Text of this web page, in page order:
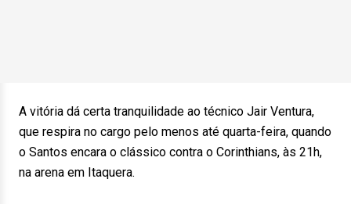
A vitória dá certa tranquilidade ao técnico Jair Ventura,
que respira no cargo pelo menos até quarta-feira, quando
o Santos encara o clássico contra o Corinthians, às 21h,
na arena em Itaquera.